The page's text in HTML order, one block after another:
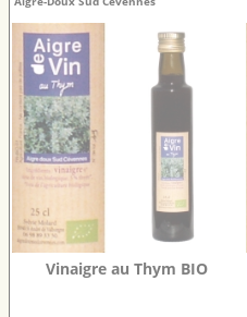
Vinaigre au Thym BIO